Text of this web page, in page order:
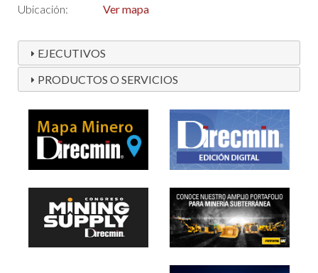
Ubicación:
Ver mapa
EJECUTIVOS
PRODUCTOS O SERVICIOS